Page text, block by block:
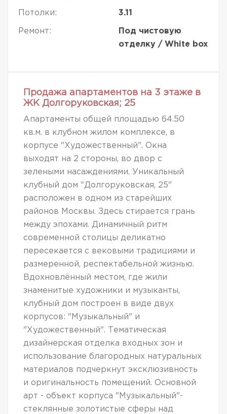
Потолки: 3.11
Ремонт:
Под чистовую
отделку / White box
Продажа апартаментов на 3 этаже в
ЖК Долгоруковская; 25
Апартаменты общей площадью 64.50
кв.м. в клубном жилом комплексе, в
корпусе "Художественный". Окна
выходят на 2 стороны, во двор с
зелеными насаждениями. Уникальный
клубный дом "Долгоруковская, 25"
расположен в одном из старейших
районов Москвы. Здесь стирается грань
между эпохами. Динамичный ритм
современной столицы деликатно
пересекается с вековыми традициями и
размеренной, респектабельной жизнью.
Вдохновлённый местом, где жили
знаменитые художники и музыканты,
клубный дом построен в виде двух
корпусов: "Музыкальный" и
"Художественный". Тематическая
дизайнерская отделка входных зон и
использование благородных натуральных
материалов подчеркнут эксклюзивность
и оригинальность помещений. Основной
арт - объект корпуса "Музыкальный"-
стеклянные золотистые сферы над